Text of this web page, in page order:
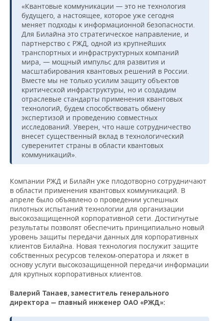
«Квантовые коммуникации — это не технология
будущего, а настоящее, которое уже сегодня
меняет подходы к информационной безопасности.
Для Билайна это стратегическое направление, и
партнерство с РЖД, одной из крупнейших
транспортных и инфраструктурных компаний
мира, — мощный импульс для развития и
масштабирования квантовых решений в России.
Вместе мы не только усилим защиту объектов
критической инфраструктуры, но и создадим
отраслевые стандарты применения квантовых
технологий, будем способствовать обмену
экспертизой и проведению совместных
исследований. Уверен, что наше сотрудничество
внесет существенный вклад в технологический
суверенитет страны в области квантовых
коммуникаций».
Компании РЖД и Билайн уже плодотворно сотрудничают
в области применения квантовых коммуникаций. В
апреле было объявлено о проведении успешных
пилотных испытаний технологии для организации
высокозащищенной корпоративной сети. Достигнутые
результаты позволят обеспечить принципиально новый
уровень защиты передачи данных для корпоративных
клиентов Билайна. Новая технология послужит защите
собственных ресурсов телеком-оператора и ляжет в
основу услуги высокозащищенной передачи информации
для крупных корпоративных клиентов.
Валерий Танаев, заместитель генерального
директора — главный инженер ОАО «РЖД»: